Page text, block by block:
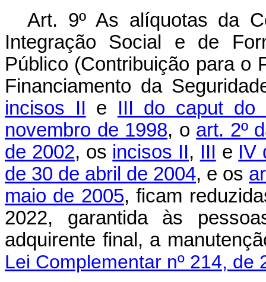
Art. 9º As alíquotas da
Integração Social e de
Público (Contribuição para o
Financiamento da
incisos II e III do caput do
novembro de 1998, o art. 2º
de 2002, os incisos II, III e IV
de 30 de abril de 2004, e os
maio de 2005, ficam
2022, garantida às
adquirente final, a
Lei Complementar nº 214, de